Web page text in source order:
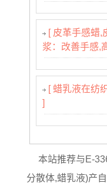
[ 皮革手感蜡,
浆：改善手感,
[ 蜡乳液在纺
]
本站推荐与E-
分散体,蜡乳液)产